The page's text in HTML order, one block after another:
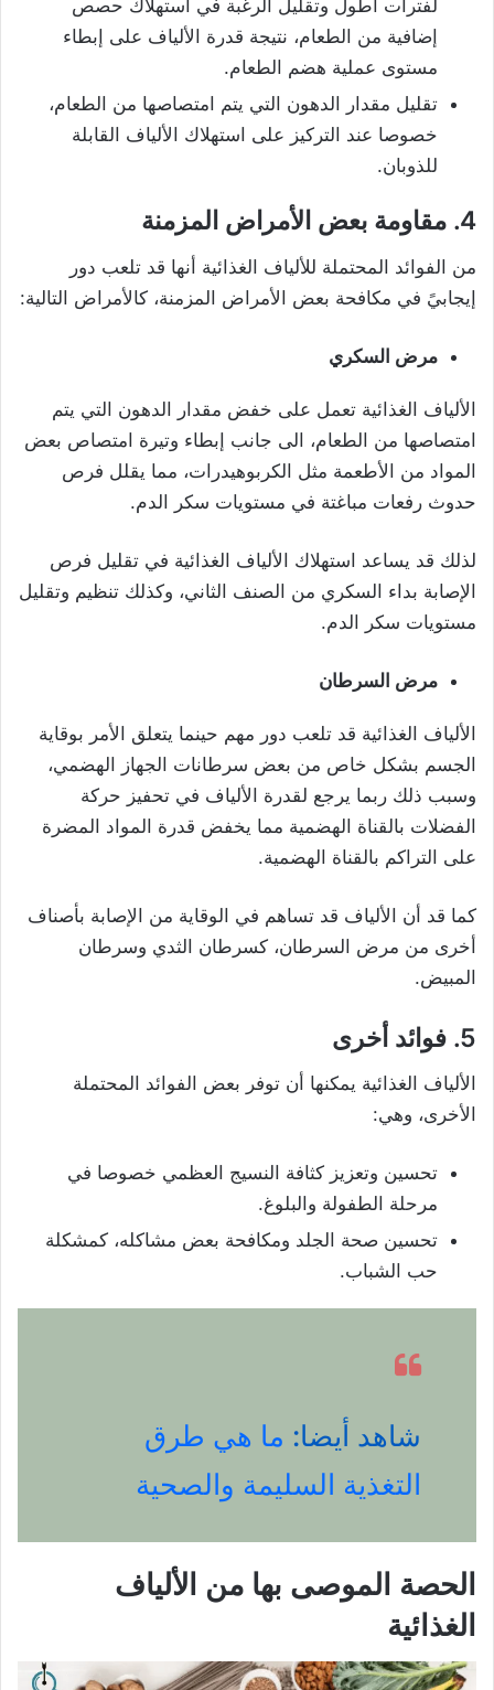
لفترات أطول وتقليل الرغبة في استهلاك حصص
إضافية من الطعام، نتيجة قدرة الألياف على إبطاء
مستوى عملية هضم الطعام.
تقليل مقدار الدهون التي يتم امتصاصها من الطعام،
خصوصا عند التركيز على استهلاك الألياف القابلة
للذوبان.
4. مقاومة بعض الأمراض المزمنة
من الفوائد المحتملة للألياف الغذائية أنها قد تلعب دور
إيجابيً في مكافحة بعض الأمراض المزمنة، كالأمراض التالية:
مرض السكري
الألياف الغذائية تعمل على خفض مقدار الدهون التي يتم
امتصاصها من الطعام، الى جانب إبطاء وتيرة امتصاص بعض
المواد من الأطعمة مثل الكربوهيدرات، مما يقلل فرص
حدوث رفعات مباغتة في مستويات سكر الدم.
لذلك قد يساعد استهلاك الألياف الغذائية في تقليل فرص
الإصابة بداء السكري من الصنف الثاني، وكذلك تنظيم وتقليل
مستويات سكر الدم.
مرض السرطان
الألياف الغذائية قد تلعب دور مهم حينما يتعلق الأمر بوقاية
الجسم بشكل خاص من بعض سرطانات الجهاز الهضمي،
وسبب ذلك ربما يرجع لقدرة الألياف في تحفيز حركة
الفضلات بالقناة الهضمية مما يخفض قدرة المواد المضرة
على التراكم بالقناة الهضمية.
كما قد أن الألياف قد تساهم في الوقاية من الإصابة بأصناف
أخرى من مرض السرطان، كسرطان الثدي وسرطان
المبيض.
5. فوائد أخرى
الألياف الغذائية يمكنها أن توفر بعض الفوائد المحتملة
الأخرى، وهي:
تحسين وتعزيز كثافة النسيج العظمي خصوصا في
مرحلة الطفولة والبلوغ.
تحسين صحة الجلد ومكافحة بعض مشاكله، كمشكلة
حب الشباب.
شاهد أيضا: ما هي طرق
التغذية السليمة والصحية
الحصة الموصى بها من الألياف
الغذائية